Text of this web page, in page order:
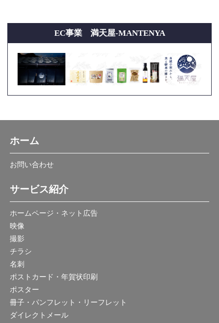
EC事業 満天屋-MANTENYA
ホーム
お問い合わせ
サービス紹介
ホームページ・ネット広告
映像
撮影
チラシ
名刺
ポストカード・年賀状印刷
ポスター
冊子・パンフレット・リーフレット
ダイレクトメール